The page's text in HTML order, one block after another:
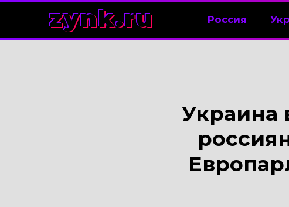
zynk.ru Россия
Украина